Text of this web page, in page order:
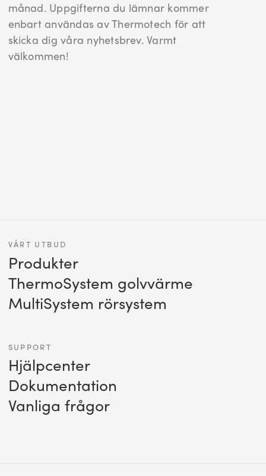
månad. Uppgifterna du lämnar kommer
enbart användas av Thermotech för att
skicka dig våra nyhetsbrev. Varmt
välkommen!
VÅRT UTBUD
Produkter
ThermoSystem golvvärme
MultiSystem rörsystem
SUPPORT
Hjälpcenter
Dokumentation
Vanliga frågor